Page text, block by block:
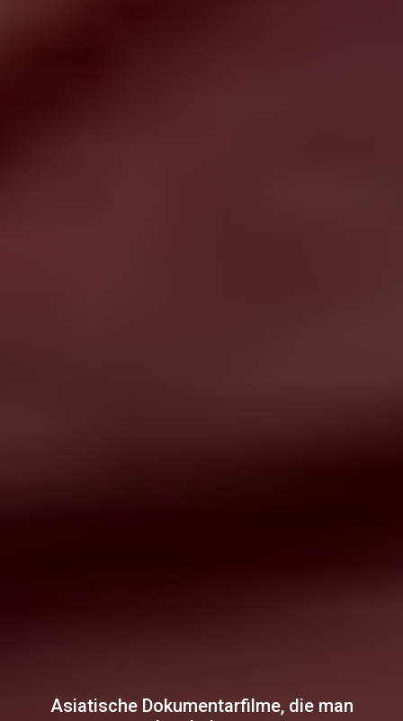
Asiatische Dokumentarfilme, die man